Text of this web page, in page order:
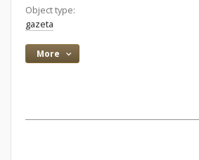
Object type:
gazeta
More